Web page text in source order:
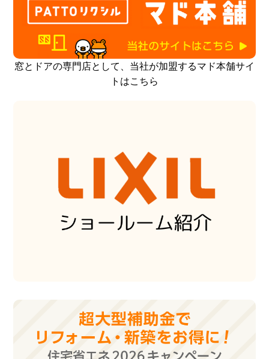
窓とドアの専門店として、当社が加盟するマド本舗サイ
トはこちら